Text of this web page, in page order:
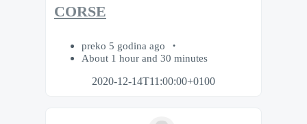
CORSE
preko 5 godina ago
About 1 hour and 30 minutes
2020-12-14T11:00:00+0100